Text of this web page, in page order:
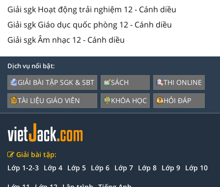
Giải sgk Hoạt động trải nghiệm 12 - Cánh diều
Giải sgk Giáo dục quốc phòng 12 - Cánh diều
Giải sgk Âm nhạc 12 - Cánh diều
Dịch vụ nổi bật:
GIẢI BÀI TẬP SGK & SBT
TÀI LIỆU GIÁO VIÊN
SÁCH
KHÓA HỌC
THI ONLINE
HỎI ĐÁP
Giải bài tập:
Lớp 1-2-3 Lớp 4 Lớp 5 Lớp 6 Lớp 7 Lớp 8 Lớp 9 Lớp 10